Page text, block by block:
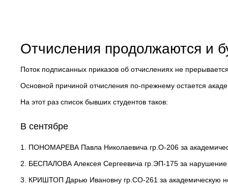
Отчисления продолжаются и
Поток подписанных приказов об отчислениях не
Основной причиной отчисления по-прежнему остается
На этот раз список бывших студентов таков:
В сентябре
1. ПОНОМАРЕВА Павла Николаевича гр.О-206 за
2. БЕСПАЛОВА Алексея Сергеевича гр.ЭП-175 за
3. КРИШТОП Дарью Ивановну гр.СО-261 за академическую